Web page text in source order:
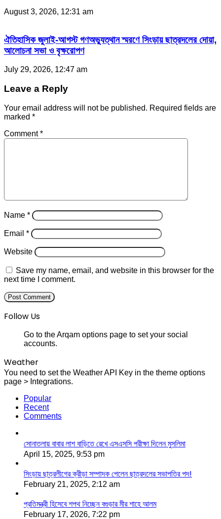
August 3, 2026, 12:31 am
ঐতিহাসিক জুলাই-আগস্ট গণঅভ্যুত্থান স্মরণে সিংড়ায় ছাত্রদলের দোয়া,
আলোচনা সভা ও বৃক্ষরোপণ
July 29, 2026, 12:47 am
Leave a Reply
Your email address will not be published. Required fields are
marked *
Comment*
Name *
Email *
Website
Save my name, email, and website in this browser for the
next time I comment.
Follow Us
Go to the Arqam options page to set your social
accounts.
Weather
You need to set the Weather API Key in the theme options
page > Integrations.
Popular
Recent
Comments
সোনাতলায় বাবার লাশ বাড়িতে রেখে এসএসসি পরীক্ষা দিলেন মুসলিমা
April 15, 2025, 9:53 pm
সিংড়ায় ছাত্রলীগের ক্রীড়া সম্পাদক পেলেন ছাত্রদলের সভাপতির পদ!
February 21, 2025, 2:12 am
প্রতিমন্ত্রী হিসেবে শপথ নিচ্ছেন বগুড়ার মীর শাহে আলম
February 17, 2026, 7:22 pm